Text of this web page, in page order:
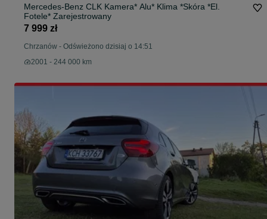
Mercedes-Benz CLK Kamera* Alu* Klima *Skóra *El.
Fotele* Zarejestrowany
7 999 zł
Chrzanów - Odświeżono dzisiaj o 14:51
2001 - 244 000 km